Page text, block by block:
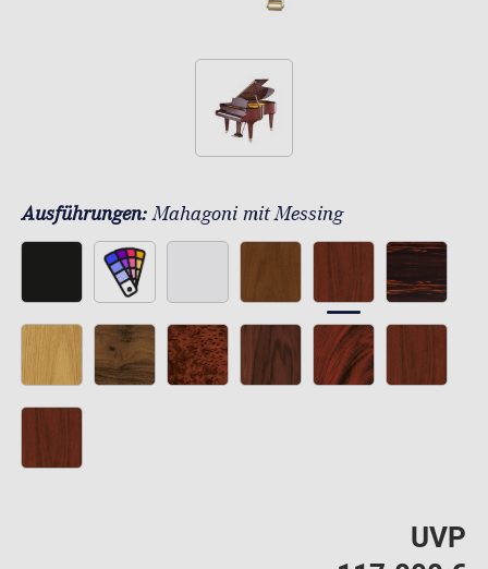
Ausführungen:Mahagoni mit Messing
UVP